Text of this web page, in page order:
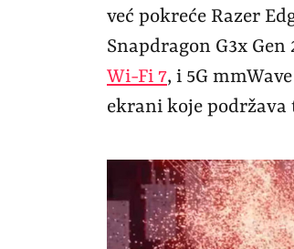
već pokreće Razer
Snapdragon G3x
Wi-Fi 7, i 5G
ekrani koje podržava